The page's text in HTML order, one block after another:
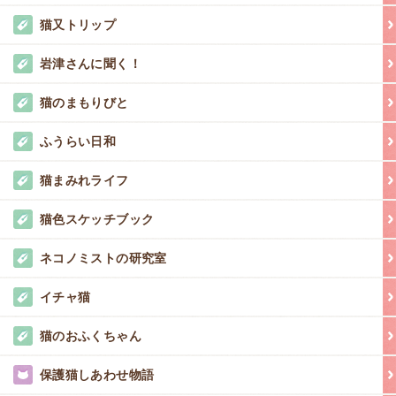
猫又トリップ
岩津さんに聞く！
猫のまもりびと
ふうらい日和
猫まみれライフ
猫色スケッチブック
ネコノミストの研究室
イチャ猫
猫のおふくちゃん
保護猫しあわせ物語